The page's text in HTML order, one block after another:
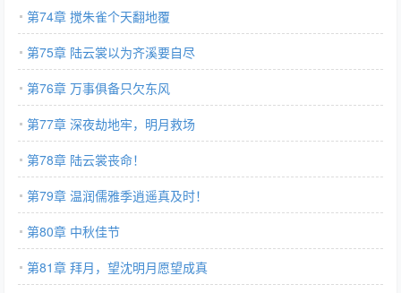
第74章 搅朱雀个天翻地覆
第75章 陆云裳以为齐溪要自尽
第76章 万事俱备只欠东风
第77章 深夜劫地牢，明月救场
第78章 陆云裳丧命！
第79章 温润儒雅季逍遥真及时！
第80章 中秋佳节
第81章 拜月，望沈明月愿望成真